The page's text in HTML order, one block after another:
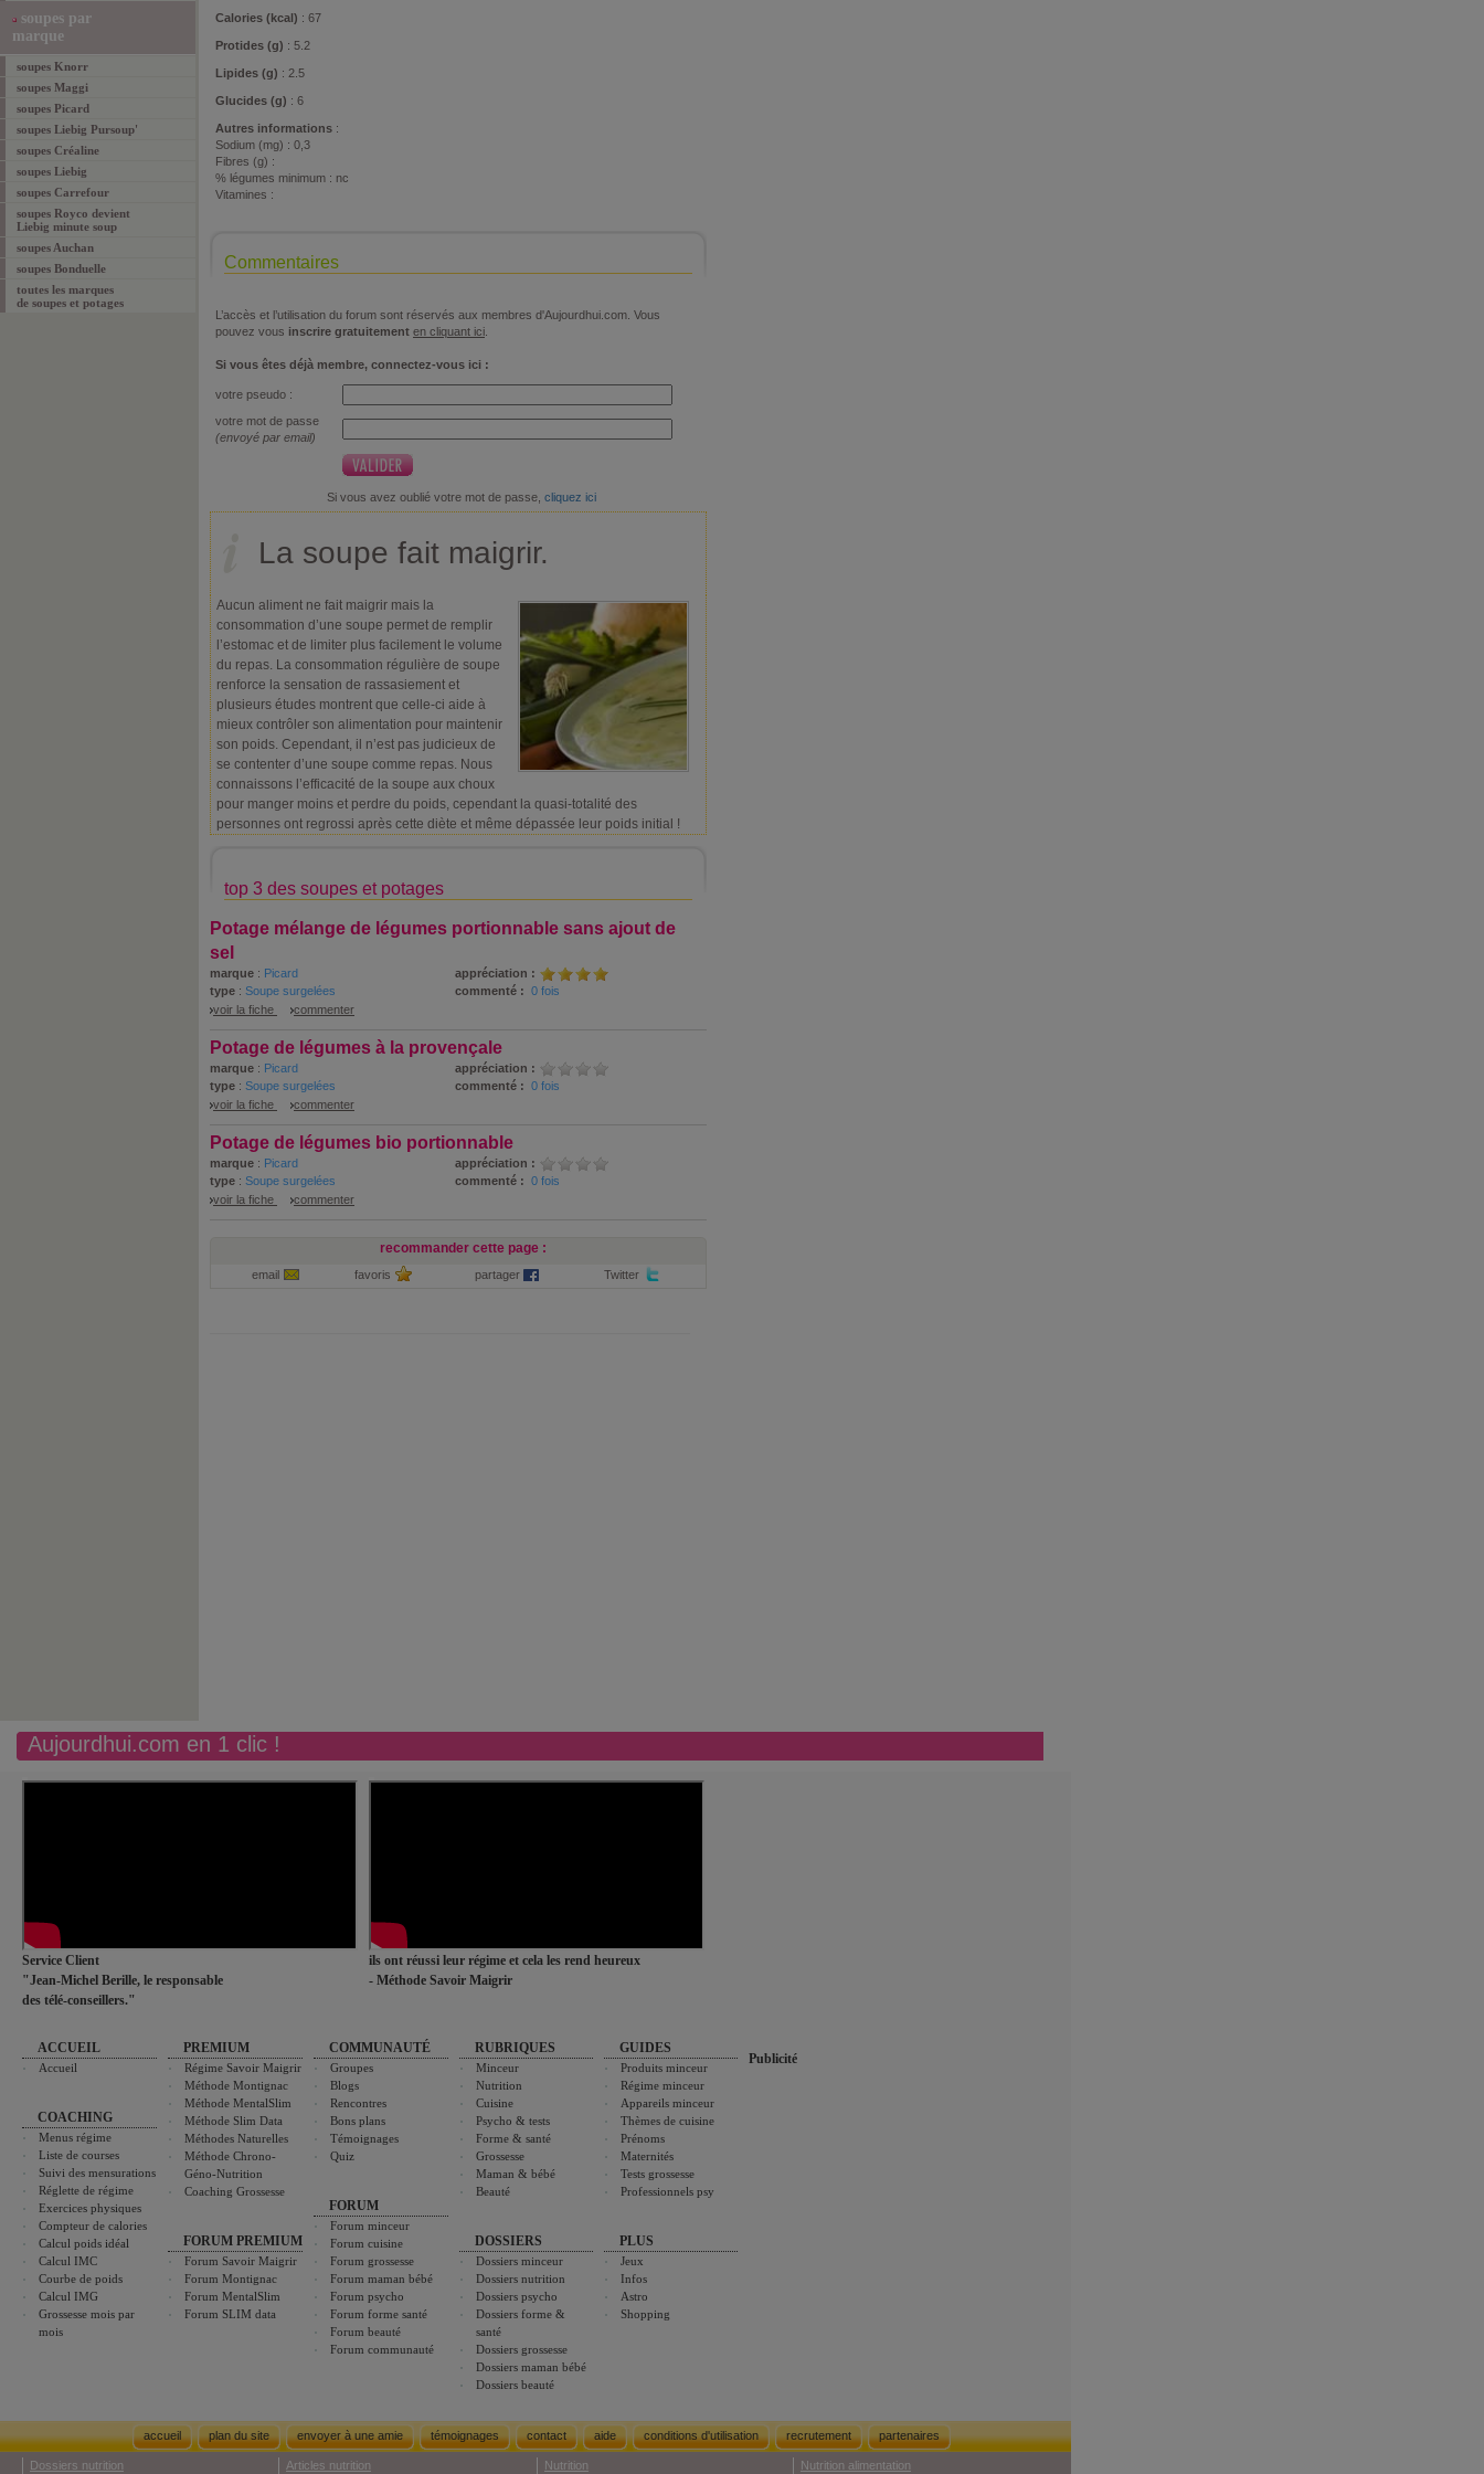
soupes par
marque
soupes Knorr
soupes Maggi
soupes Picard
soupes Liebig Pursoup'
soupes Créaline
soupes Liebig
soupes Carrefour
soupes Royco devient
Liebig minute soup
soupes Auchan
soupes Bonduelle
toutes les marques
de soupes et potages
Calories (kcal) : 67
Protides (g) : 5.2
Lipides (g) : 2.5
Glucides (g) : 6
Autres informations :
Sodium (mg) : 0,3
Fibres (g) :
% légumes minimum : nc
Vitamines :
Commentaires
L’accès et l’utilisation du forum sont réservés aux membres d'Aujourdhui.com. Vous
pouvez vous inscrire gratuitement en cliquant ici
Si vous êtes déjà membre, connectez-vous ici :
votre pseudo :
votre mot de passe
(envoyé par email)
Si vous avez oublié votre mot de passe, cliquez ici
La soupe fait maigrir.
Aucun aliment ne fait maigrir mais la
consommation d’une soupe permet de remplir
l’estomac et de limiter plus facilement le volume
du repas. La consommation régulière de soupe
renforce la sensation de rassasiement et
plusieurs études montrent que celle-ci aide à
mieux contrôler son alimentation pour maintenir
son poids. Cependant, il n’est pas judicieux de
se contenter d’une soupe comme repas. Nous
connaissons l’efficacité de la soupe aux choux
pour manger moins et perdre du poids, cependant la quasi-totalité des
personnes ont regrossi après cette diète et même dépassée leur poids initial !
top 3 des soupes et potages
Potage mélange de légumes portionnable sans ajout de
sel
marque : Picard
appréciation :
type : Soupe surgelées commenté : 0 fois
voir la fiche
commenter
Potage de légumes à la provençale
marque : Picard
appréciation :
type : Soupe surgelées commenté : 0 fois
voir la fiche
commenter
Potage de légumes bio portionnable
marque : Picard
appréciation :
type : Soupe surgelées commenté : 0 fois
voir la fiche
commenter
recommander cette page :
email favoris partager Twitter
Aujourdhui.com en 1 clic !
Service Client
"Jean-Michel Berille, le responsable
des télé-conseillers."
ils ont réussi leur régime et cela les rend heureux
- Méthode Savoir Maigrir
ACCUEIL
Accueil
COACHING
Menus régime
Liste de courses
Suivi des mensurations
Réglette de régime
Exercices physiques
Compteur de calories
Calcul poids idéal
Calcul IMC
Courbe de poids
Calcul IMG
Grossesse mois par
mois
PREMIUM
Régime Savoir Maigrir
Méthode Montignac
Méthode MentalSlim
Méthode Slim Data
Méthodes Naturelles
Méthode Chrono-
Géno-Nutrition
Coaching Grossesse
FORUM PREMIUM
Forum Savoir Maigrir
Forum Montignac
Forum MentalSlim
Forum SLIM data
COMMUNAUTÉ
Groupes
Blogs
Rencontres
Bons plans
Témoignages
Quiz
FORUM
Forum minceur
Forum cuisine
Forum grossesse
Forum maman bébé
Forum psycho
Forum forme santé
Forum beauté
Forum communauté
RUBRIQUES
Minceur
Nutrition
Cuisine
Psycho & tests
Forme & santé
Grossesse
Maman & bébé
Beauté
DOSSIERS
Dossiers minceur
Dossiers nutrition
Dossiers psycho
Dossiers forme &
santé
Dossiers grossesse
Dossiers maman bébé
Dossiers beauté
GUIDES
Produits minceur
Régime minceur
Appareils minceur
Thèmes de cuisine
Prénoms
Maternités
Tests grossesse
Professionnels psy
PLUS
Jeux
Infos
Astro
Shopping
Publicité
accueil plan du site envoyer à une amie témoignages contact aide conditions d'utilisation recrutement partenaires
Dossiers nutrition Articles nutrition Nutrition Nutrition alimentation